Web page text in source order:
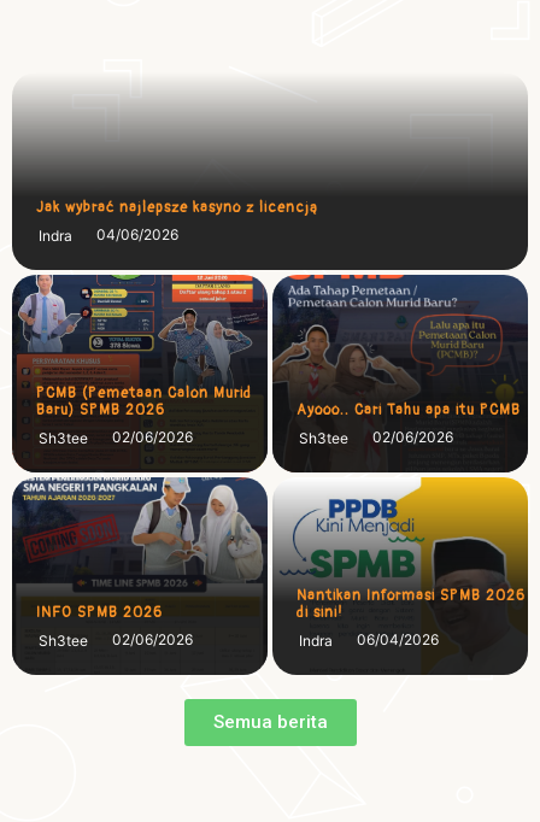
Jak wybrać najlepsze kasyno z licencją
Indra
04/06/2026
PCMB (Pemetaan Calon Murid
Baru) SPMB 2026
Sh3tee
02/06/2026
Ayooo.. Cari Tahu apa itu PCMB
Sh3tee
02/06/2026
INFO SPMB 2026
Sh3tee
02/06/2026
Nantikan Informasi SPMB 2026
di sini!
Indra
06/04/2026
Semua berita